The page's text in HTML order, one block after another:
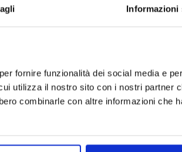
Informazioni
fornire funzionalità dei social media e
utilizza il nostro sito con i nostri partner
combinarle con altre informazioni che